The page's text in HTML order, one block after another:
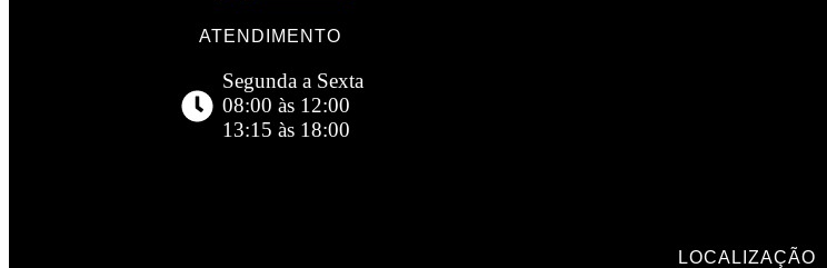
ATENDIMENTO
Segunda a Sexta
08:00 às 12:00
13:15 às 18:00
LOCALIZAÇÃO